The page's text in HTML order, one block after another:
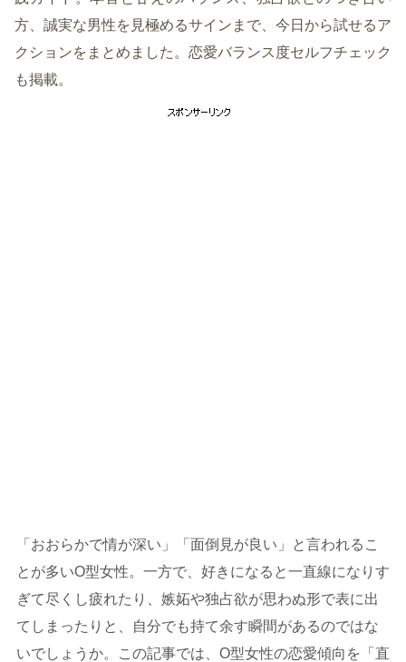
方、誠実な男性を見極めるサインまで、今日から試せるア
クションをまとめました。恋愛バランス度セルフチェック
も掲載。
「おおらかで情が深い」「面倒見が良い」と言われるこ
とが多いO型女性。一方で、好きになると一直線になりす
ぎて尽くし疲れたり、嫉妬や独占欲が思わぬ形で表に出
てしまったりと、自分でも持て余す瞬間があるのではな
いでしょうか。この記事では、O型女性の恋愛傾向を「直